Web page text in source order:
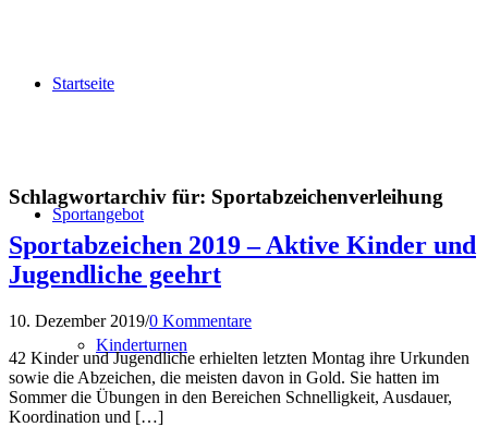
Startseite
Sportangebot
Kinderturnen
Schlagwortarchiv für: Sportabzeichenverleihung
Sportabzeichen 2019 – Aktive Kinder und
Jugendliche geehrt
10. Dezember 2019/0 Kommentare
42 Kinder und Jugendliche erhielten letzten Montag ihre Urkunden
sowie die Abzeichen, die meisten davon in Gold. Sie hatten im
Sommer die Übungen in den Bereichen Schnelligkeit, Ausdauer,
Koordination und […]